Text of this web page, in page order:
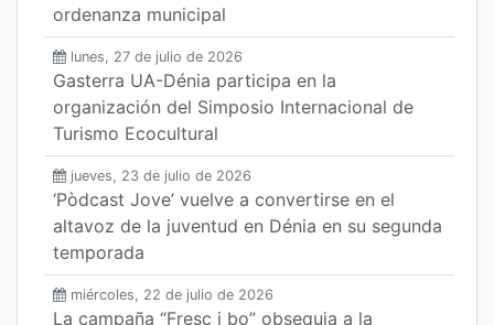
ordenanza municipal
lunes, 27 de julio de 2026
Gasterra UA-Dénia participa en la
organización del Simposio Internacional de
Turismo Ecocultural
jueves, 23 de julio de 2026
‘Pòdcast Jove’ vuelve a convertirse en el
altavoz de la juventud en Dénia en su segunda
temporada
miércoles, 22 de julio de 2026
La campaña “Fresc i bo” obsequia a la